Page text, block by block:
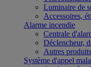
Luminaire de
Accessoires,
Alarme incendie
Centrale
Déclencheur,
Autres
Système d'appel